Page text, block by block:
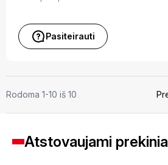
Pasiteirauti
Rodoma 1-10 iš 10
Atstovaujami